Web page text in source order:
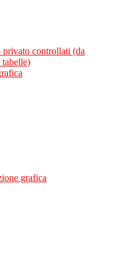
controllati (da
grafica